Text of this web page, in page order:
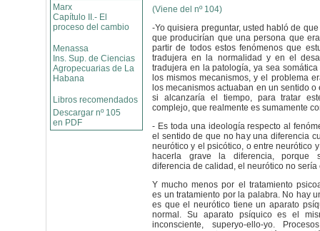
Marx
Capítulo II.- El
proceso del cambio
Menassa
Ins. Sup. de Ciencias
Agropecuarias de La
Habana
Libros recomendados
Descargar nº 105
en PDF
(Viene del nº 104)
-Yo quisiera preguntar, usted habló de
que producirían que una persona que
partir de todos estos fenómenos que
tradujera en la normalidad y en el
tradujera en la patología, ya sea
los mismos mecanismos, y el problema
los mecanismos actuaban en un sentido o
si alcanzaría el tiempo, para tratar
complejo, que realmente es sumamente
- Es toda una ideología respecto al
el sentido de que no hay una diferencia
neurótico y el psicótico, o entre neurótico
hacerla grave la diferencia, porque
diferencia de calidad, el neurótico no sería
Y mucho menos por el tratamiento
es un tratamiento por la palabra. No hay
es que el neurótico tiene un aparato
normal. Su aparato psíquico es el
inconsciente, superyo-ello-yo.